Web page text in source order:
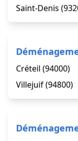
Saint-Denis
Créteil (94000)
Villejuif (94800)